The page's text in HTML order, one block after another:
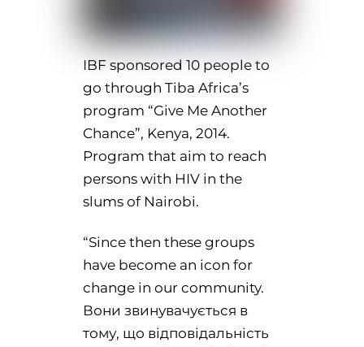
IBF sponsored 10 people to
go through Tiba Africa’s
program “Give Me Another
Chance”, Kenya, 2014.
Program that aim to reach
persons with HIV in the
slums of Nairobi.
“Since then these groups
have become an icon for
change in our community.
Вони звинувачується в
тому, що відповідальність